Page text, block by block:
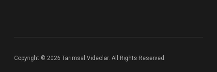
Copyright © 2026 Tarımsal Videolar. All Rights Reserved.